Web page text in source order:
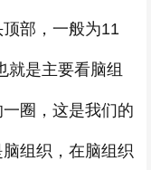
部，一般为11
就是主要看脑组
圈，这是我们的
组织，在脑组织